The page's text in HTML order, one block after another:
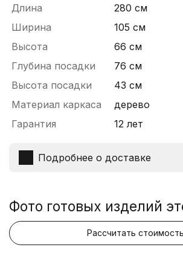
Длина
280 см
Ширина
105 см
Высота
66 см
Глубина посадки
76 см
Высота посадки
43 см
Материал каркаса
дерево
Гарантия
12 лет
Подробнее о доставке
Фото готовых изделий
Рассчитать стоимость